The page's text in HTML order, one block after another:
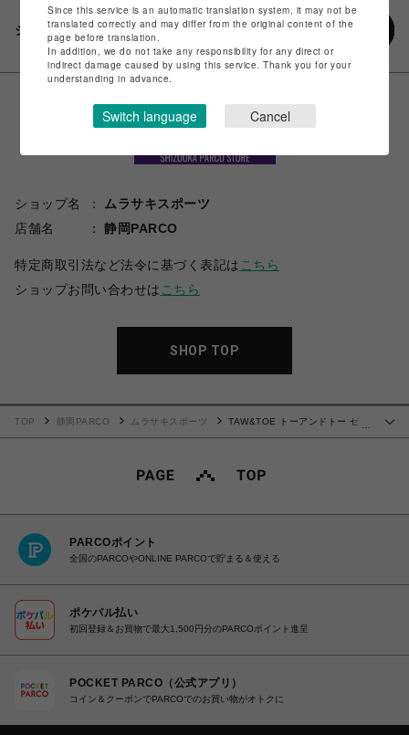
シェアする
ショップ名
ムラサキスポーツ
店舗名
静岡PARCO
特定商取引法など法令に基づく表記は こちら
ショップお問い合わせは こちら
SHOP TOP
TOP 静岡PARCO ムラサキスポーツ
TAW&TOE トーアンドトー ゼロ
PARCOポイント
全国のPARCOやONLINE PARCOで貯まる＆使える
ポケパル払い
初回登録＆お買物で最大1,500円分のPARCOポイント進呈
POCKET PARCO（公式アプリ）
コイン＆クーポンでPARCOでのお買い物がオトクに
Since this service is an automatic translation system, it may not be
translated correctly and may differ from the original content of the
page before translation.
In addition, we do not take any responsibility for any direct or
indirect damage caused by using this service. Thank you for your
understanding in advance.
Switch language Cancel